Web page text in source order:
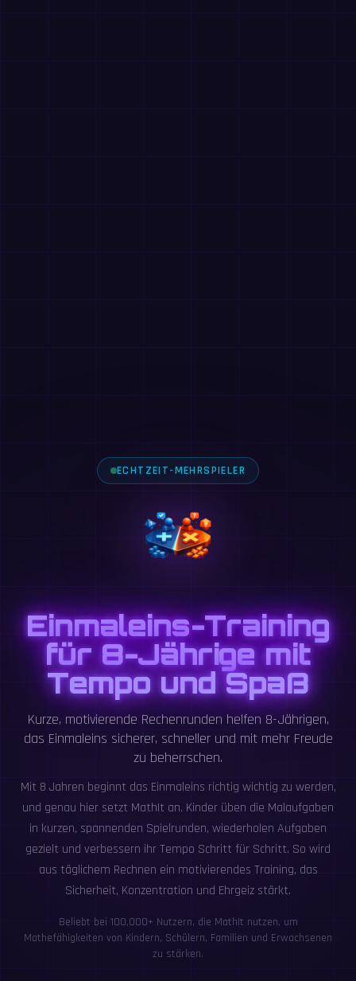
ECHTZEIT-MEHRSPIELER
Einmaleins-Training
für 8-Jährige mit
Tempo und Spaß
Kurze, motivierende Rechenrunden helfen 8-Jährigen,
das Einmaleins sicherer, schneller und mit mehr Freude
zu beherrschen.
Mit 8 Jahren beginnt das Einmaleins richtig wichtig zu werden,
und genau hier setzt MathIt an. Kinder üben die Malaufgaben
in kurzen, spannenden Spielrunden, wiederholen Aufgaben
gezielt und verbessern ihr Tempo Schritt für Schritt. So wird
aus täglichem Rechnen ein motivierendes Training, das
Sicherheit, Konzentration und Ehrgeiz stärkt.
Beliebt bei 100,000+ Nutzern, die MathIt nutzen, um
Mathefähigkeiten von Kindern, Schülern, Familien und Erwachsenen
zu stärken.